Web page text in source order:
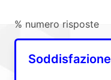
% numero risposte
Soddisfazione